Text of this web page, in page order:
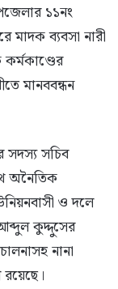
১১নং
মাদক ব্যবসা নারী
মানববন্ধন
সদস্য সচিব
অনৈতিক
ও দলে
কুদ্দুসের
নানা